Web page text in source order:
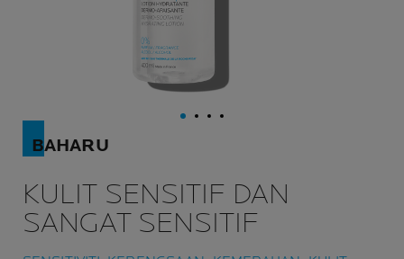
BAHARU
KULIT SENSITIF DAN
SANGAT SENSITIF